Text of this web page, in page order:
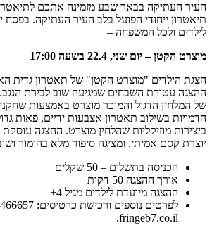
העיר העתיקה בבאר שבע מזמינה אתכם
תיאטרון ייחודי הפועל בלב העיר העתיקה. בפסח
לילדים ולכל המשפחה –
מוצרט הקטן – יום שני, 22.4 בשעה 17:00
הצגת הילדים "מוצרט הקטן" של תאטרון גדית
ההצגה עטורת השבחים שמגיעה שוב לבירת
של המלחין הדגול והמוכר מוצרט באמצעות
הדמויות בשילוב תאטרון אצבעות ידיים, פאות
ביצירות מוזיקליות שהלחין מוצרט. ההצגה
יוצרת קסם אמיתי, ומציגה סיפור מלא בהומור
הכניסה בתשלום – 50 שקלים
אורך ההצגה 50 דקות
ההצגה מיועדת לילדים מגיל 4+
fringeb7.co.il.